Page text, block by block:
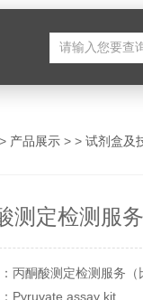
> 产品展示 > > 试剂盒及
测定检测服务
丙酮酸测定检测服务（
Pyruvate assay kit